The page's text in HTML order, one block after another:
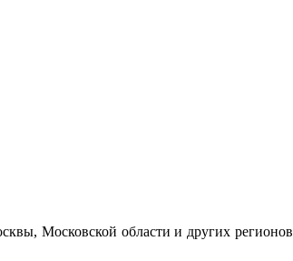
Московской области и других регионов